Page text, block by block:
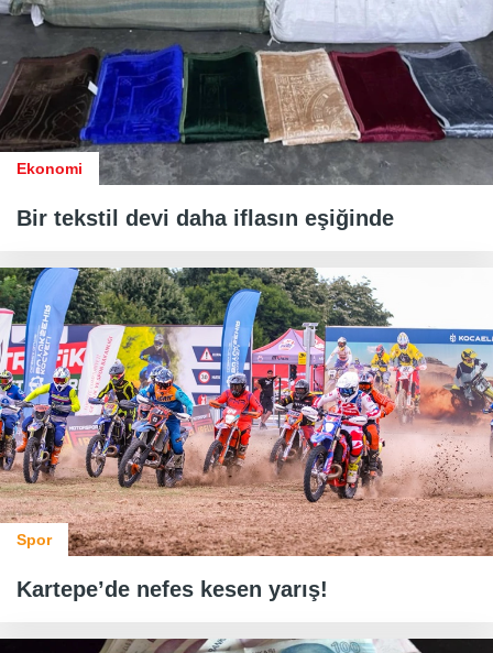
Ekonomi
Bir tekstil devi daha iflasın eşiğinde
Spor
Kartepe’de nefes kesen yarış!